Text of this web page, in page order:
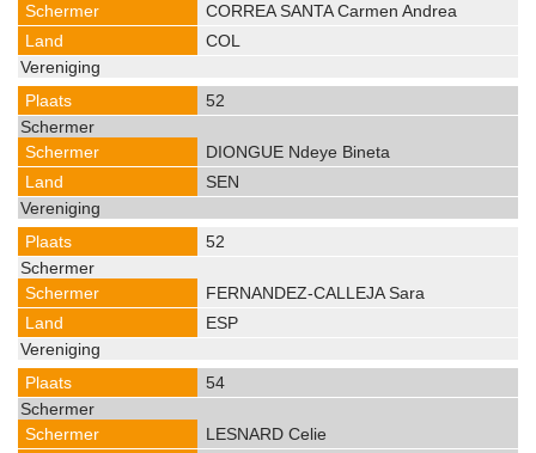
CORREA SANTA Carmen Andrea
COL
52
DIONGUE Ndeye Bineta
SEN
52
FERNANDEZ-CALLEJA Sara
ESP
54
LESNARD Celie